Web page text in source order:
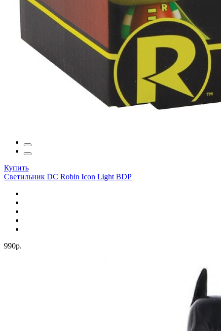
Купить
Светильник DC Robin Icon Light BDP
990р.